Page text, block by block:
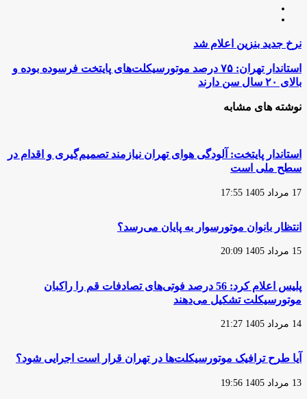
نرخ
جدید
بنزین
اعلام
شد
نرخ جدید بنزین اعلام شد
استاندار
تهران:
۷۵
درصد
موتورسیکلت‌های
بوده
و
بالای
سال
استاندار تهران: ۷۵ درصد موتورسیکلت‌های پایتخت فرسوده بوده و
بالای ۲۰ سال سن دارند
نوشته های مشابه
استاندار پایتخت: آلودگی هوای تهران نیازمند تصمیم‌گیری و اقدام در
سطح ملی است
17 مرداد 1405 17:55
انتظار بانوان موتورسوار به پایان می‌رسد؟
15 مرداد 1405 20:09
پلیس اعلام کرد: 56 درصد فوتی‌های تصادفات قم را راکبان
موتورسیکلت تشکیل می‌دهند
14 مرداد 1405 21:27
آیا طرح ترافیک موتورسیکلت‌ها در تهران قرار است اجرایی شود؟
13 مرداد 1405 19:56